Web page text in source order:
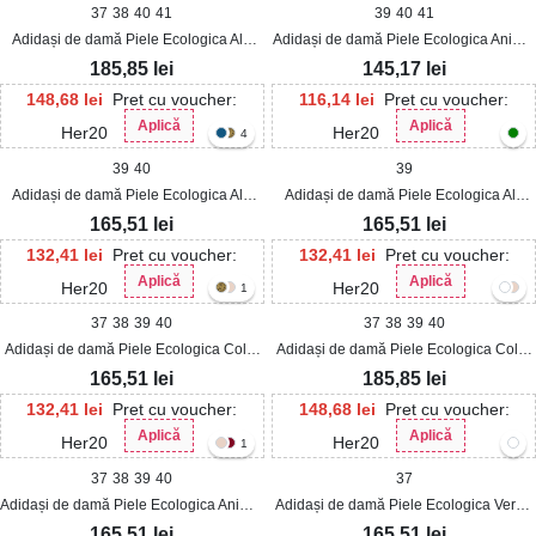
37 38 40 41
Adidași de damă Piele Ecologica Alb
Jamelia
148,68 lei
Pret cu voucher:
Her20
Aplică
185,85 lei
39 40 41
Adidași de damă Piele Ecologica Animal
Print Kelanie
116,14 lei
Pret cu voucher:
Her20
Aplică
145,17 lei
4
39 40
Adidași de damă Piele Ecologica Alb
Kinzi
132,41 lei
Pret cu voucher:
Her20
Aplică
165,51 lei
39
Adidași de damă Piele Ecologica Alb
Daneli
132,41 lei
Pret cu voucher:
Her20
Aplică
165,51 lei
1
37 38 39 40
Adidași de damă Piele Ecologica Color
Sakaia
132,41 lei
Pret cu voucher:
Her20
Aplică
165,51 lei
37 38 39 40
Adidași de damă Piele Ecologica Color
Avalia
148,68 lei
Pret cu voucher:
Her20
Aplică
185,85 lei
1
37 38 39 40
Adidași de damă Piele Ecologica Animal
Print Sakaia
37
Adidași de damă Piele Ecologica Verde
Daneli